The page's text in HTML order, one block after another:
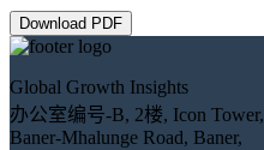
Download PDF
Global Growth Insights
办公室编号-B, 2楼, Icon Tower,
Baner-Mhalunge Road, Baner,